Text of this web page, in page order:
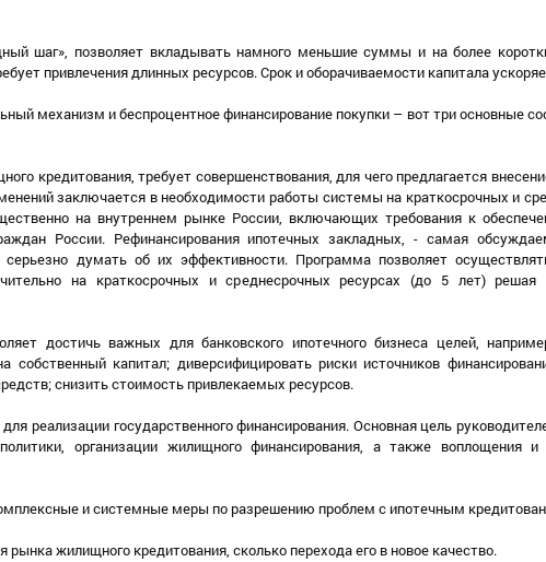
шаг», позволяет вкладывать намного меньшие суммы и на более
привлечения длинных ресурсов. Срок и оборачиваемости капитала
механизм и беспроцентное финансирование покупки – вот три основные
кредитования, требует совершенствования, для чего предлагается
заключается в необходимости работы системы на краткосрочных и
на внутреннем рынке России, включающих требования к
России. Рефинансирования ипотечных закладных, - самая
думать об их эффективности. Программа позволяет
на краткосрочных и среднесрочных ресурсах (до 5 лет)
достичь важных для банковского ипотечного бизнеса целей,
капитал; диверсифицировать риски источников
снизить стоимость привлекаемых ресурсов.
реализации государственного финансирования. Основная цель
организации жилищного финансирования, а также воплощения и
и системные меры по разрешению проблем с ипотечным
рынка жилищного кредитования, сколько перехода его в новое качество.